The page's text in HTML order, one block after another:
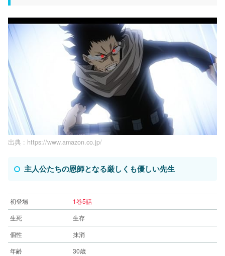
出典 : https://www.amazon.co.jp/
主人公たちの恩師となる厳しくも優しい先生
初登場
1巻5話
生死
生存
個性
抹消
年齢
30歳